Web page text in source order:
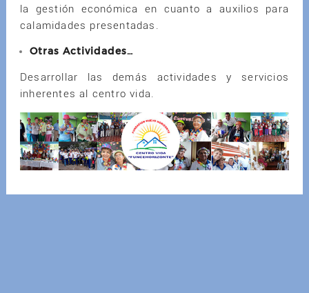
la gestión económica en cuanto a auxilios para
calamidades presentadas.
Otras Actividades…
Desarrollar las demás actividades y servicios
inherentes al centro vida.